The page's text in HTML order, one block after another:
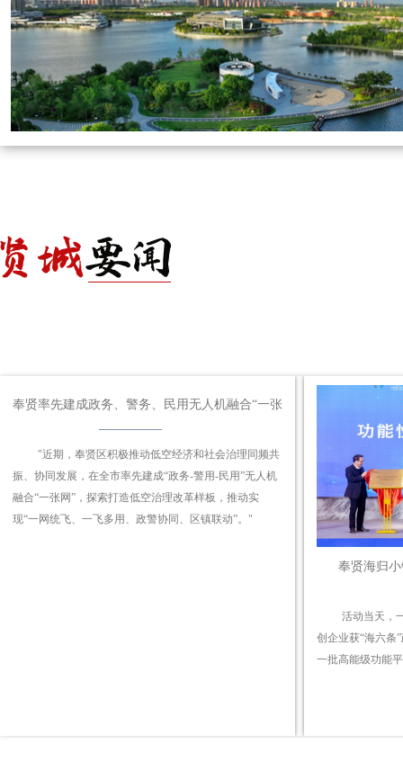
奉贤率先建成政务、警务、民用无人机融合“一张
"近期，奉贤区积极推动低空经济和社会治理同频共
振、协同发展，在全市率先建成“政务-警用-民用”无人机
融合“一张网”，探索打造低空治理改革样板，推动实
现“一网统飞、一飞多用、政警协同、区镇联动”。"
奉贤海归
活动当天，
创企业获“海六条
一批高能级功能